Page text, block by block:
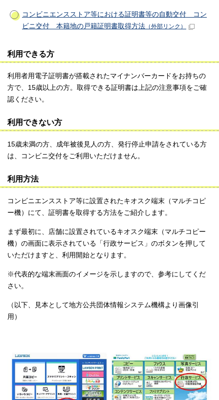
コンビニエンスストア等における証明書等の自動交付 コン
ビニ交付 本籍地の戸籍証明書取得方法 （外部リンク）
利用できる方
利用者用電子証明書が搭載されたマイナンバーカードをお持ちの
方で、15歳以上の方。取得できる証明書は上記の注意事項をご確
認ください。
利用できない方
15歳未満の方、成年被後見人の方、発行停止申請をされている方
は、コンビニ交付をご利用いただけません。
利用方法
コンビニエンスストア等に設置されたキオスク端末（マルチコピ
ー機）にて、証明書を取得する方法をご紹介します。
まず最初に、店舗に設置されているキオスク端末（マルチコピー
機）の画面に表示されている「行政サービス」のボタンを押して
いただけますと、利用開始となります。
※代表的な端末画面のイメージを示しますので、参考にしてくだ
さい。
（以下、見本として地方公共団体情報システム機構より画像引
用）